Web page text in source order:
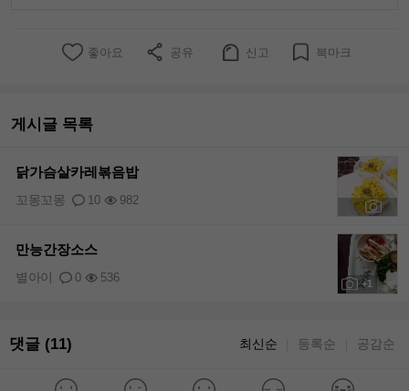
좋아요 공유 신고 북마크
게시글 목록
닭가슴살카레볶음밥
10 982
꼬몽꼬몽
+1
만능간장소스
0 536
별아이
댓글 (11) 최신순 등록순 공감순